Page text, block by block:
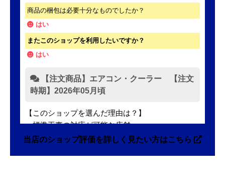
商品の梱包は必要十分なものでしたか？
はい
またこのショップを利用したいですか？
はい
【注文商品】エアコン・クーラー 【注文
時期】2026年05月頃
【このショップを選んだ理由は？】
・標準工事の対応が可能な店舗
・標準工事費込みセットの価格が表示がされていて
当店のショップ評価を詳しく見たい方はこちら